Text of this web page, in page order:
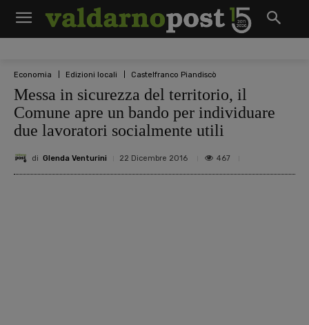
Economia Edizioni locali Castelfranco Piandiscò
Messa in sicurezza del territorio, il
Comune apre un bando per individuare
due lavoratori socialmente utili
di Glenda Venturini 22 Dicembre 2016 467